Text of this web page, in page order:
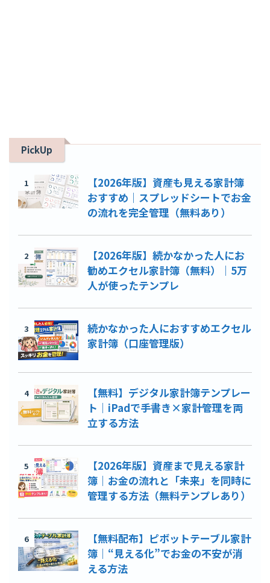
PickUp
1
【2026年版】資産も見える家計簿
おすすめ｜スプレッドシートでお金
の流れを完全管理（無料あり）
2
【2026年版】続かなかった人にお
勧めエクセル家計簿（無料）｜5万
人が使ったテンプレ
3
続かなかった人におすすめエクセル
家計簿（口座管理版）
4
【無料】デジタル家計簿テンプレー
ト｜iPadで手書き×家計管理を両
立する方法
5
【2026年版】資産まで見える家計
簿｜お金の流れと「未来」を同時に
管理する方法（無料テンプレあり）
6
【無料配布】ピボットテーブル家計
簿｜“見える化”でお金の不安が消
える方法